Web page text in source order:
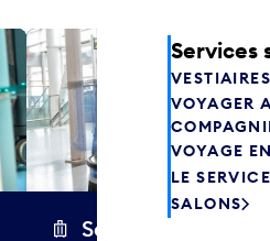
Secure Wrap
Services
VOYAGER
VOYAGE
LE
SALONS